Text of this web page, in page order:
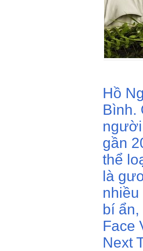
Hồ
Bình.
gần
thể
là
bí ẩn,
Face
Next